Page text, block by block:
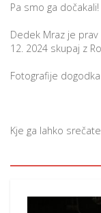
Pa smo ga dočakali!
Dedek Mraz je
12. 2024 skupaj z
Fotografije
Kje ga lahko